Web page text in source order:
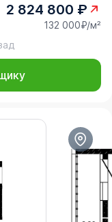
2 824 800 ₽
132 000₽/м²